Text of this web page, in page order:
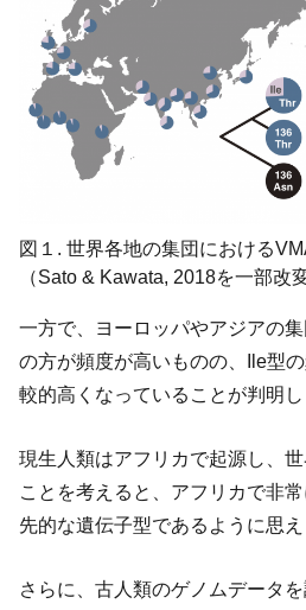
図１. 世界各地の集団における
（Sato & Kawata, 2018を一部改変
一方で、ヨーロッパやアジアの
の方が頻度が高いものの、Ile型
較的高くなっていることが判明し
現生人類はアフリカで起源し、
ことを考えると、アフリカで非
先的な遺伝子型であるように思え
さらに、古人類のゲノムデータ